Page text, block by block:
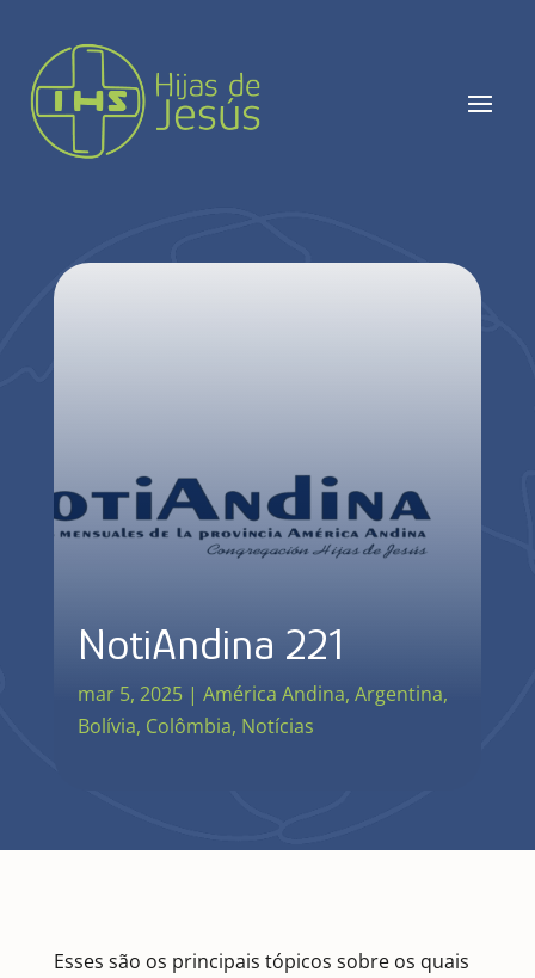
NotiAndina 221
mar 5, 2025| América Andina, Argentina,
Bolívia, Colômbia, Notícias
Esses são os principais tópicos sobre os quais